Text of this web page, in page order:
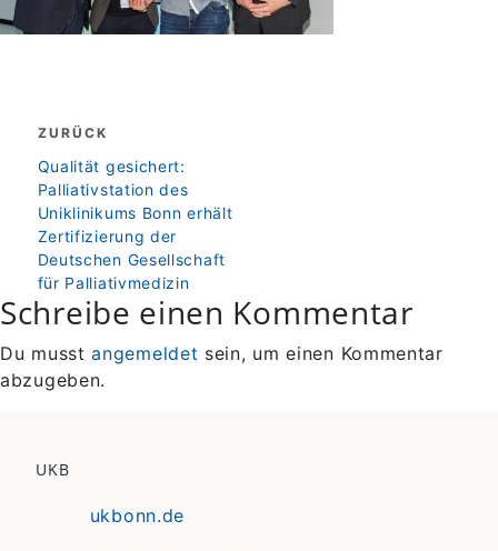
Beitragsnavigation
ZURÜCK
zurück
Qualität gesichert:
Palliativstation des
Uniklinikums Bonn erhält
Zertifizierung der
Deutschen Gesellschaft
für Palliativmedizin
Schreibe einen Kommentar
Du musstangemeldet sein, um einen Kommentar
abzugeben.
UKB
ukbonn.de